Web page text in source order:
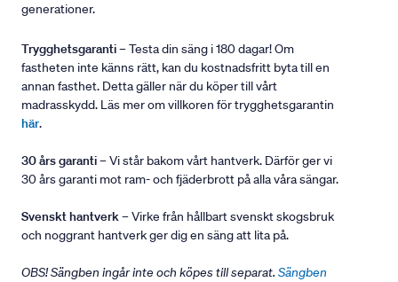
generationer.
Trygghetsgaranti– Testa din säng i 180 dagar! Om
fastheten inte känns rätt, kan du kostnadsfritt byta till en
annan fasthet. Detta gäller när du köper till vårt
madrasskydd. Läs mer om villkoren för trygghetsgarantin
här.
30 års garanti– Vi står bakom vårt hantverk. Därför ger vi
30 års garanti mot ram- och fjäderbrott på alla våra sängar.
Svenskt hantverk– Virke från hållbart svenskt skogsbruk
och noggrant hantverk ger dig en säng att lita på.
OBS! Sängben ingår inte och köpes till separat. Sängben